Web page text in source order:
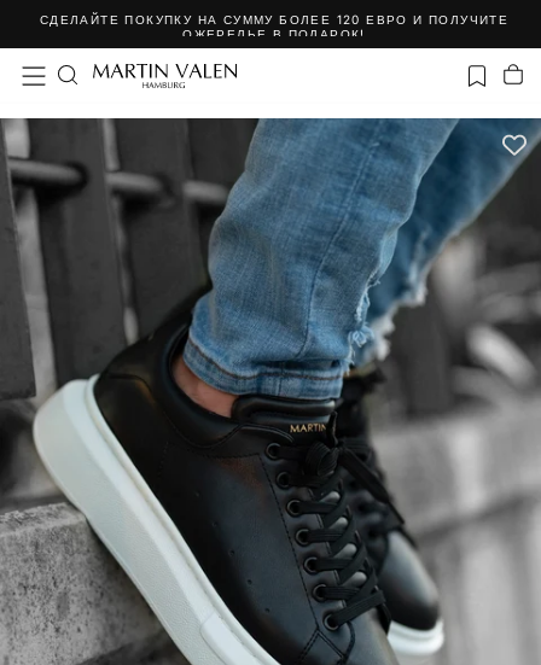
Skip
content
СДЕЛАЙТЕ ПОКУПКУ НА СУММУ БОЛЕЕ 120 ЕВРО И ПОЛУЧИТЕ
ОЖЕРЕЛЬЕ В ПОДАРОК!